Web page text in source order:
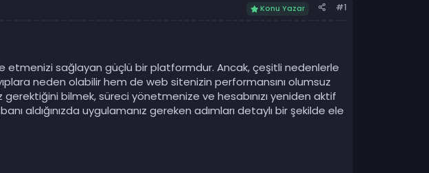
Konu Yazar #1
sağlayan güçlü bir platformdur. Ancak, çeşitli nedenlerle
neden olabilir hem de web sitenizin performansını olumsuz
gerektiğini bilmek, süreci yönetmenize ve hesabınızı yeniden aktif
aldığınızda uygulamanız gereken adımları detaylı bir şekilde ele